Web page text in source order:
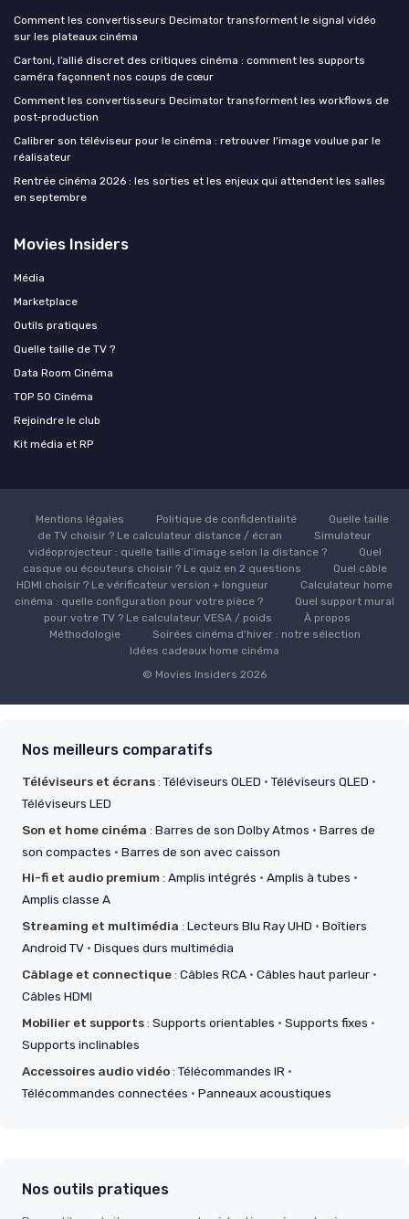
Comment les convertisseurs Decimator transforment le signal vidéo
sur les plateaux cinéma
Cartoni, l’allié discret des critiques cinéma : comment les supports
caméra façonnent nos coups de cœur
Comment les convertisseurs Decimator transforment les workflows de
post‑production
Calibrer son téléviseur pour le cinéma : retrouver l'image voulue par le
réalisateur
Rentrée cinéma 2026 : les sorties et les enjeux qui attendent les salles
en septembre
Movies Insiders
Média
Marketplace
Outils pratiques
Quelle taille de TV ?
Data Room Cinéma
TOP 50 Cinéma
Rejoindre le club
Kit média et RP
Mentions légales Politique de confidentialité
Quelle taille
de TV choisir ? Le calculateur distance / écran
Simulateur
vidéoprojecteur : quelle taille d’image selon la distance ?
Quel
casque ou écouteurs choisir ? Le quiz en 2 questions
Quel câble
HDMI choisir ? Le vérificateur version + longueur
Calculateur home
cinéma : quelle configuration pour votre pièce ?
Quel support mural
pour votre TV ? Le calculateur VESA / poids
À propos
Méthodologie
Soirées cinéma d'hiver : notre sélection
Idées cadeaux home cinéma
© Movies Insiders 2026
Nos meilleurs comparatifs
Téléviseurs et écrans:Téléviseurs OLED ·Téléviseurs QLED ·
Téléviseurs LED
Son et home cinéma : Barres de son Dolby Atmos · Barres de
son compactes · Barres de son avec caisson
Hi-fi et audio premium: Amplis intégrés · Amplis à tubes ·
Amplis classe A
Streaming et multimédia : Lecteurs Blu Ray UHD · Boîtiers
Android TV · Disques durs multimédia
Câblage et connectique: Câbles RCA · Câbles haut parleur ·
Câbles HDMI
Mobilier et supports: Supports orientables · Supports fixes ·
Supports inclinables
Accessoires audio vidéo:Télécommandes IR ·
Télécommandes connectées · Panneaux acoustiques
Nos outils pratiques